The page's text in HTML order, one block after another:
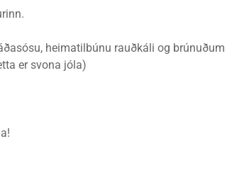
heimatilbúnu rauðkáli og brúnuðum
er svona jóla)